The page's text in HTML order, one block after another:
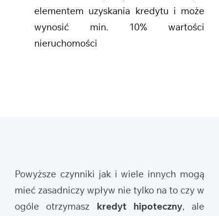
elementem uzyskania kredytu i może
wynosić min. 10% wartości
nieruchomości
Powyższe czynniki jak i wiele innych mogą
mieć zasadniczy wpływ nie tylko na to czy w
ogóle otrzymasz kredyt hipoteczny, ale